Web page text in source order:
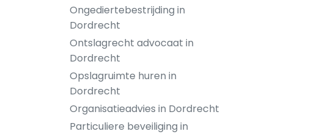
Ongediertebestrijding in
Dordrecht
Ontslagrecht advocaat in
Dordrecht
Opslagruimte huren in
Dordrecht
Organisatieadvies in Dordrecht
Particuliere beveiliging in